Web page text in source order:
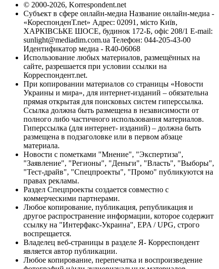
© 2000-2026, Korrespondent.net
Субъект в сфере онлайн-медиа Название онлайн-медиа -
«КореспонденТ.net» Адрес: 02091, місто Київ,
ХАРКІВСЬКЕ ШОСЕ, будинок 172-Б, офіс 208/1 E-mail:
sunlight@mediadim.com.ua Телефон: 044-205-43-00
Идентификатор медиа - R40-06068
Использование любых материалов, размещённых на
сайте, разрешается при условии ссылки на
Корреспондент.net.
При копировании материалов со страницы «Новости
Украины и мира», для интернет-изданий – обязательна
прямая открытая для поисковых систем гиперссылка.
Ссылка должна быть размещена в независимости от
полного либо частичного использования материалов.
Гиперссылка (для интернет- изданий) – должна быть
размещена в подзаголовке или в первом абзаце
материала.
Новости с пометками "Мнение", "Экспертиза",
"Заявление", "Регионы", "Деньги", "Власть", "Выборы",
"Тест-драйв", "Спецпроекты", "Промо" публикуются на
правах рекламы.
Раздел Спецпроекты создается совместно с
коммерческими партнерами.
Любое копирование, публикация, републикация и
другое распространение информации, которое содержит
ссылку на "Интерфакс-Украина", EPA / UPG, строго
воспрещается.
Владелец веб-страницы в разделе Я- Корреспондент
является автор публикации.
Любое копирование, перепечатка и воспроизведение